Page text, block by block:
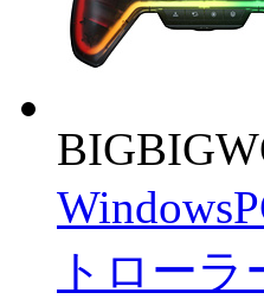
トローラ